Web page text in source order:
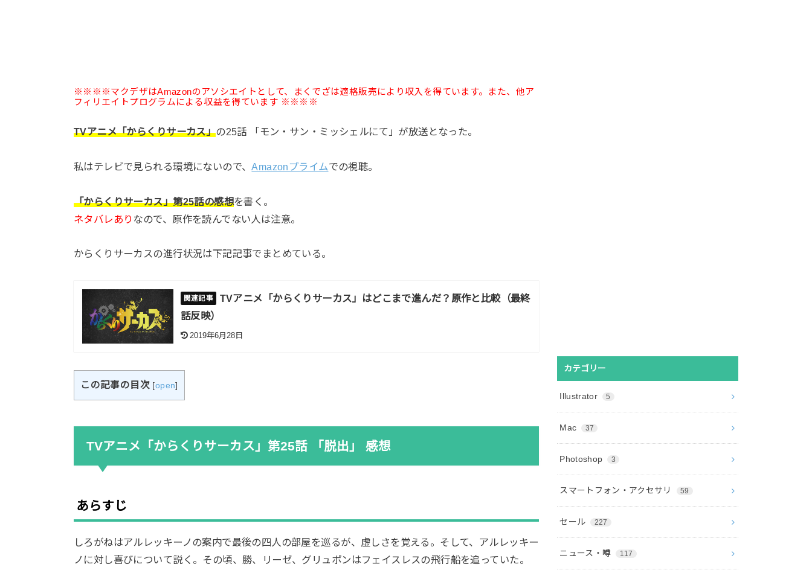
※※※※マクデザはAmazonのアソシエイトとして、まくでざは適格販売により収入を得ています。また、他ア
フィリエイトプログラムによる収益を得ています ※※※※
TVアニメ「からくりサーカス」の25話 「モン・サン・ミッシェルにて」が放送となった。
私はテレビで見られる環境にないので、Amazonプライムでの視聴。
「からくりサーカス」第25話の感想を書く。
ネタバレあり なので、原作を読んでない人は注意。
からくりサーカスの進行状況は下記記事でまとめている。
TVアニメ「からくりサーカス」はどこまで進んだ？原作と比較（最終
話反映）
2019年6月28日
この記事の目次 [open]
TVアニメ「からくりサーカス」第25話 「脱出」 感想
あらすじ
しろがねはアルレッキーノの案内で最後の四人の部屋を巡るが、虚しさを覚える。そして、アルレッキー
ノに対し喜びについて説く。その頃、勝、リーゼ、グリュポンはフェイスレスの飛行船を追っていた。
カテゴリー
Illustrator 5
Mac 37
Photoshop 3
スマートフォン・アクセサリ 59
セール 227
ニュース・噂 117